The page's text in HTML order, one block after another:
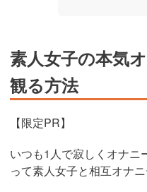
素人女子の本気
観る方法
【限定PR】
いつも1人で寂しくオナニ
って素人女子と相互オナ